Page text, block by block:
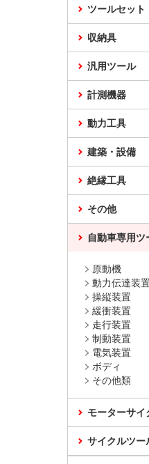
ツールセット
収納具
汎用ツール
計測機器
動力工具
建築・設備
絶縁工具
その他
自動車専用ツ
原動機
動力伝達装
操縦装置
緩衝装置
走行装置
制動装置
電気装置
ボディ
その他類
モーターサイ
サイクルツー